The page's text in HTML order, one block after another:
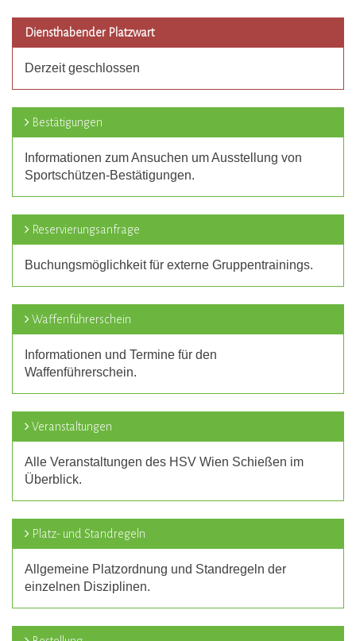
Diensthabender Platzwart
Derzeit geschlossen
Bestätigungen
Informationen zum Ansuchen um Ausstellung von
Sportschützen-Bestätigungen.
Reservierungsanfrage
Buchungsmöglichkeit für externe Gruppentrainings.
Waffenführerschein
Informationen und Termine für den
Waffenführerschein.
Veranstaltungen
Alle Veranstaltungen des HSV Wien Schießen im
Überblick.
Platz- und Standregeln
Allgemeine Platzordnung und Standregeln der
einzelnen Disziplinen.